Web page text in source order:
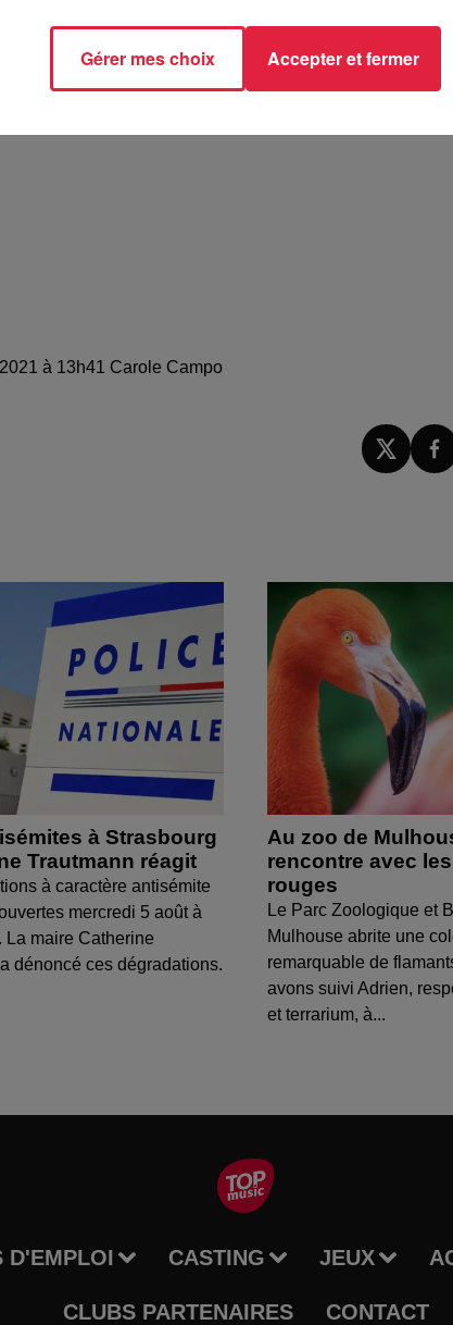
à 13h41 Carole Campo
à Strasbourg
Trautmann réagit
à caractère antisémite
mercredi 5 août à
La maire Catherine
dénoncé ces dégradations.
Au zoo de
rencontre avec
rouges
Le Parc Zoologique et
Mulhouse abrite une
remarquable de
avons suivi Adrien,
et terrarium, à...
D'EMPLOI CASTING JEUX
CLUBS PARTENAIRES CONTACT
Gérer mes choix Accepter et fermer